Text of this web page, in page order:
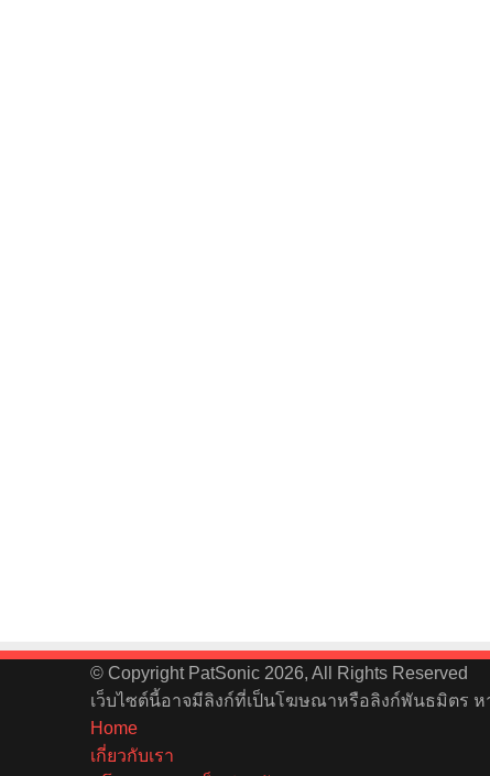
© Copyright PatSonic 2026, All Rights Reserved
เว็บไซต์นี้อาจมีลิงก์ที่เป็นโฆษณาหรือลิงก์พันธมิตร
Home
เกี่ยวกับเรา